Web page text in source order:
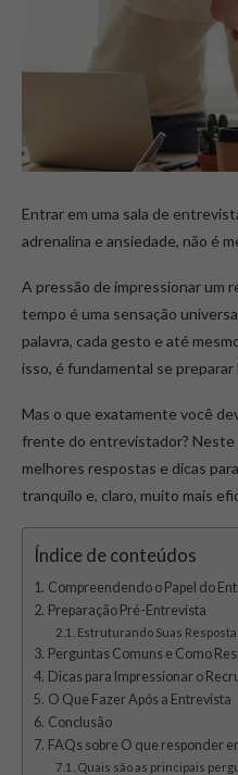
Entrar em uma sala de
adrenalina e ansiedade, não é
A pressão de impressionar um
tempo é uma sensação
palavra, cada gesto e até
isso, é fundamental se preparar
Mas o que exatamente você
frente do entrevistador? Neste
melhores respostas e dicas
tranquilo e, claro, muito mais
Índice de conteúdos
Compreendendo o Papel do
Preparação Pré-Entrevista
Estruturando Suas
Perguntas Comuns e Como
Dicas para Impressionar o
O Que Fazer Após a Entrevista
Conclusão
FAQs sobre O que responder
Quais são as principais